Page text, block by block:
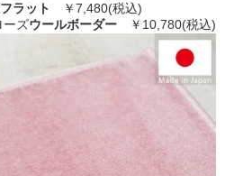
フラット
￥7,480(税込)
ウールボーダー ￥10,780(税込)